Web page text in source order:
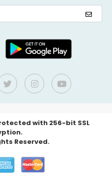
with 256-bit SSL
Reserved.